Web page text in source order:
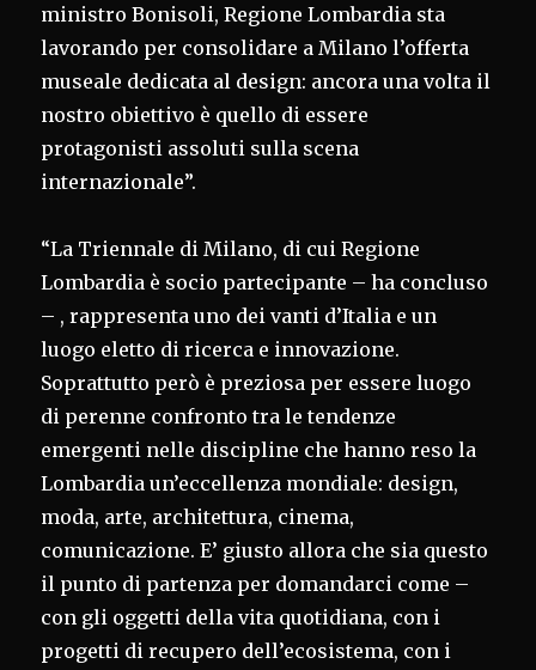
ministro Bonisoli, Regione Lombardia sta
lavorando per consolidare a Milano l’offerta
museale dedicata al design: ancora una volta il
nostro obiettivo è quello di essere
protagonisti assoluti sulla scena
internazionale”.
“La Triennale di Milano, di cui Regione
Lombardia è socio partecipante – ha concluso
– , rappresenta uno dei vanti d’Italia e un
luogo eletto di ricerca e innovazione.
Soprattutto però è preziosa per essere luogo
di perenne confronto tra le tendenze
emergenti nelle discipline che hanno reso la
Lombardia un’eccellenza mondiale: design,
moda, arte, architettura, cinema,
comunicazione. E’ giusto allora che sia questo
il punto di partenza per domandarci come –
con gli oggetti della vita quotidiana, con i
progetti di recupero dell’ecosistema, con i